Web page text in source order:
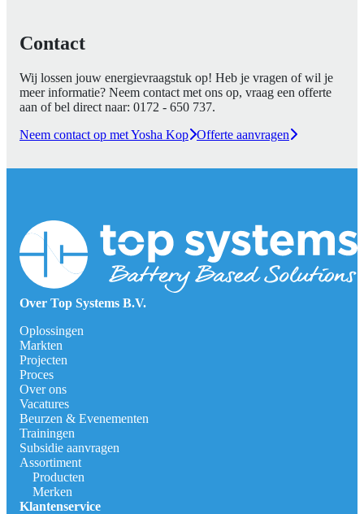
Contact
Wij lossen jouw energievraagstuk op! Heb je vragen of wil je
meer informatie? Neem contact met ons op, vraag een offerte
aan of bel direct naar: 0172 - 650 737.
Neem contact op met Yosha Kop Offerte aanvragen
Over Top Systems B.V.
Oplossingen
Markten
Projecten
Proces
Over ons
Vacatures
Beurzen & Evenementen
Trainingen
Subsidie aanvragen
Assortiment
Producten
Merken
Klantenservice